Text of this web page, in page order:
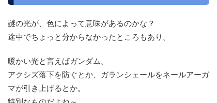
謎の光が、色によって意味があるのかな？
途中でちょっと分からなかったところもあり。
暖かい光と言えばガンダム。
アクシズ落下を防ぐとか、ガランシェールをネールアーガ
マが引き上げるとか。